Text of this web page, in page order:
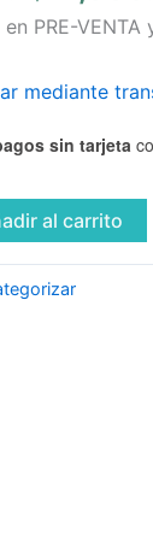
PRE-
mediante
sin tarjeta
al carrito